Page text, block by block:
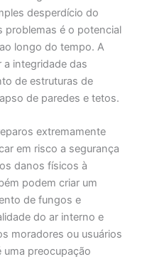
desperdício do
problemas é o potencial
longo do tempo. A
integridade das
de estruturas de
de paredes e tetos.
extremamente
em risco a segurança
danos físicos à
podem criar um
de fungos e
do ar interno e
moradores ou usuários
preocupação